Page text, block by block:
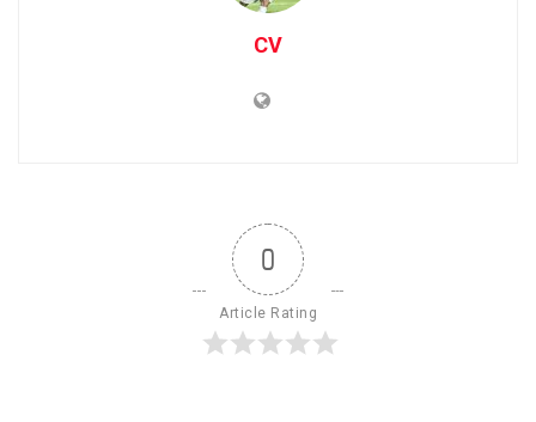
CV
0
Article Rating